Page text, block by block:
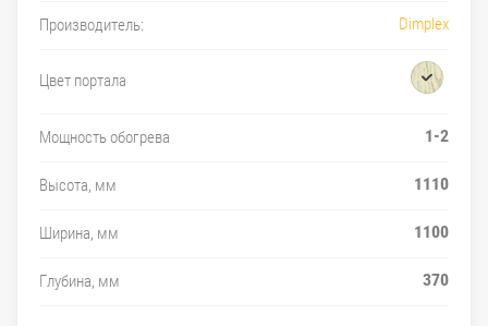
Производитель: Dimplex
Цвет портала
Мощность обогрева 1-2
Высота, мм 1110
Ширина, мм 1100
Глубина, мм 370